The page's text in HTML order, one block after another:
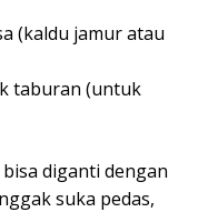
(kaldu jamur atau
taburan (untuk
diganti dengan
suka pedas,